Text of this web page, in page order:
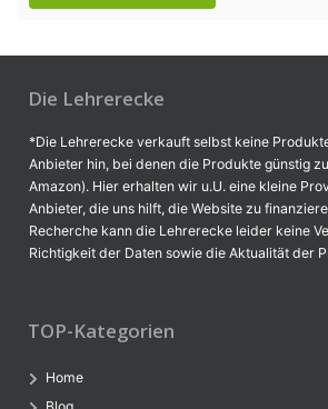
Die Lehrerecke
*Die Lehrerecke verkauft selbst keine
Anbieter hin, bei denen die Produkte günstig
Amazon). Hier erhalten wir u.U. eine kleine
Anbieter, die uns hilft, die Website zu
Recherche kann die Lehrerecke leider keine
Richtigkeit der Daten sowie die Aktualität der
TOP-Kategorien
Home